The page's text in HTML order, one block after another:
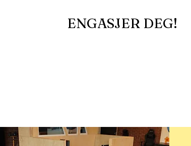
ENGASJER DEG!